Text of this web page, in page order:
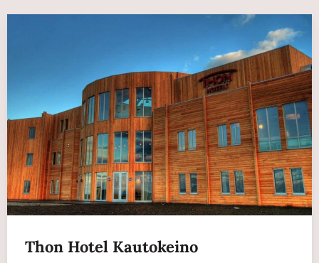
Thon Hotel Kautokeino